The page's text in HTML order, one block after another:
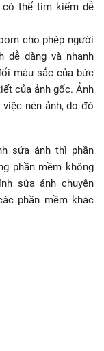
thể tìm kiếm dễ
cho phép người
dễ dàng và nhanh
màu sắc của bức
của ảnh gốc. Ảnh
nén ảnh, do đó
sửa ảnh thì phần
phần mềm không
sửa ảnh chuyên
phần mềm khác